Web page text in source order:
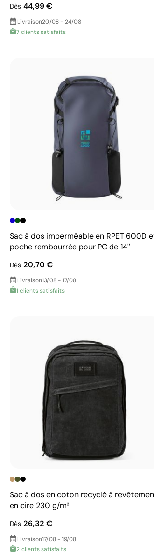
Dès 44,99 €
Livraison20/08 - 24/08
7 clients satisfaits
Sac à dos imperméable en RPET 600D
poche rembourrée pour PC de 14''
Dès 20,70 €
Livraison13/08 - 17/08
1 clients satisfaits
Sac à dos en coton recyclé à
en cire 230 g/m²
Dès 26,32 €
Livraison17/08 - 19/08
2 clients satisfaits